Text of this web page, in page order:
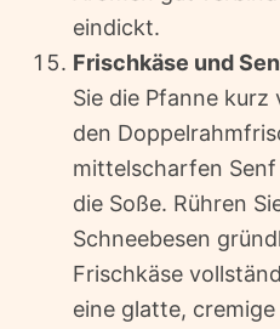
eindickt.
Frischkäse und
Sie die Pfanne kurz
den
mittelscharfen
die Soße. Rühren
Schneebesen
Frischkäse
eine glatte,